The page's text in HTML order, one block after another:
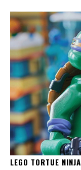
LEGO TORTUE NINJA